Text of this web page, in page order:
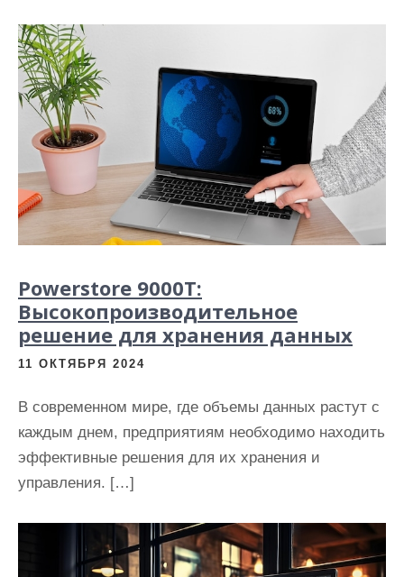
Powerstore 9000T:
Высокопроизводительное
решение для хранения данных
11 ОКТЯБРЯ 2024
В современном мире, где объемы данных растут с
каждым днем, предприятиям необходимо находить
эффективные решения для их хранения и
управления. […]